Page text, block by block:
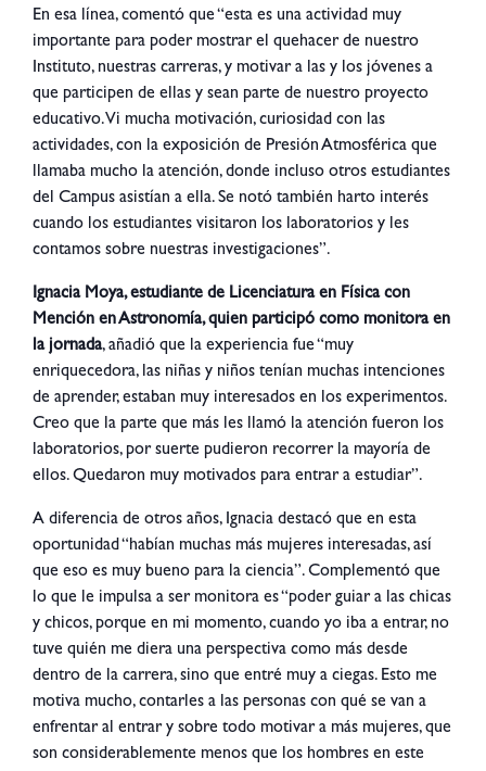
En esa línea, comentó que “esta es una actividad muy
importante para poder mostrar el quehacer de nuestro
Instituto, nuestras carreras, y motivar a las y los jóvenes a
que participen de ellas y sean parte de nuestro proyecto
educativo. Vi mucha motivación, curiosidad con las
actividades, con la exposición de Presión Atmosférica que
llamaba mucho la atención, donde incluso otros estudiantes
del Campus asistían a ella. Se notó también harto interés
cuando los estudiantes visitaron los laboratorios y les
contamos sobre nuestras investigaciones”.
Ignacia Moya, estudiante de Licenciatura en Física con
Mención en Astronomía, quien participó como monitora en
la jornada, añadió que la experiencia fue “muy
enriquecedora, las niñas y niños tenían muchas intenciones
de aprender, estaban muy interesados en los experimentos.
Creo que la parte que más les llamó la atención fueron los
laboratorios, por suerte pudieron recorrer la mayoría de
ellos. Quedaron muy motivados para entrar a estudiar”.
A diferencia de otros años, Ignacia destacó que en esta
oportunidad “habían muchas más mujeres interesadas, así
que eso es muy bueno para la ciencia”. Complementó que
lo que le impulsa a ser monitora es “poder guiar a las chicas
y chicos, porque en mi momento, cuando yo iba a entrar, no
tuve quién me diera una perspectiva como más desde
dentro de la carrera, sino que entré muy a ciegas. Esto me
motiva mucho, contarles a las personas con qué se van a
enfrentar al entrar y sobre todo motivar a más mujeres, que
son considerablemente menos que los hombres en este